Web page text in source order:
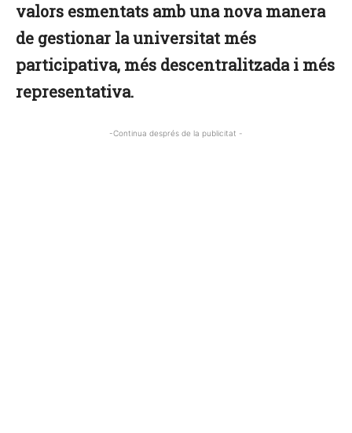
valors esmentats amb una nova manera
de gestionar la universitat més
participativa, més descentralitzada i més
representativa.
-Continua després de la publicitat -